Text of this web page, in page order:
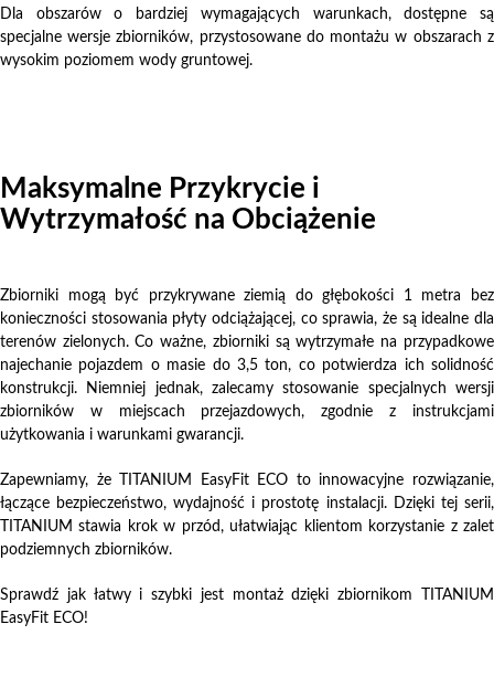
Dla obszarów o bardziej wymagających warunkach, dostępne są
specjalne wersje zbiorników, przystosowane do montażu w obszarach z
wysokim poziomem wody gruntowej.
Maksymalne Przykrycie i
Wytrzymałość na Obciążenie
Zbiorniki mogą być przykrywane ziemią do głębokości 1 metra bez
konieczności stosowania płyty odciążającej, co sprawia, że są idealne dla
terenów zielonych. Co ważne, zbiorniki są wytrzymałe na przypadkowe
najechanie pojazdem o masie do 3,5 ton, co potwierdza ich solidność
konstrukcji. Niemniej jednak, zalecamy stosowanie specjalnych wersji
zbiorników w miejscach przejazdowych, zgodnie z instrukcjami
użytkowania i warunkami gwarancji.
Zapewniamy, że TITANIUM EasyFit ECO to innowacyjne rozwiązanie,
łączące bezpieczeństwo, wydajność i prostotę instalacji. Dzięki tej serii,
TITANIUM stawia krok w przód, ułatwiając klientom korzystanie z zalet
podziemnych zbiorników.
Sprawdź jak łatwy i szybki jest montaż dzięki zbiornikom TITANIUM
EasyFit ECO!